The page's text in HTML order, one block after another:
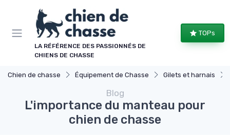
LA RÉFÉRENCE DES PASSIONNÉS DE
CHIENS DE CHASSE
TOPs
Chien de chasse Équipement de Chasse Gilets et harnais
Blog
L'importance du manteau pour
chien de chasse
Panneau de gestion des cookies